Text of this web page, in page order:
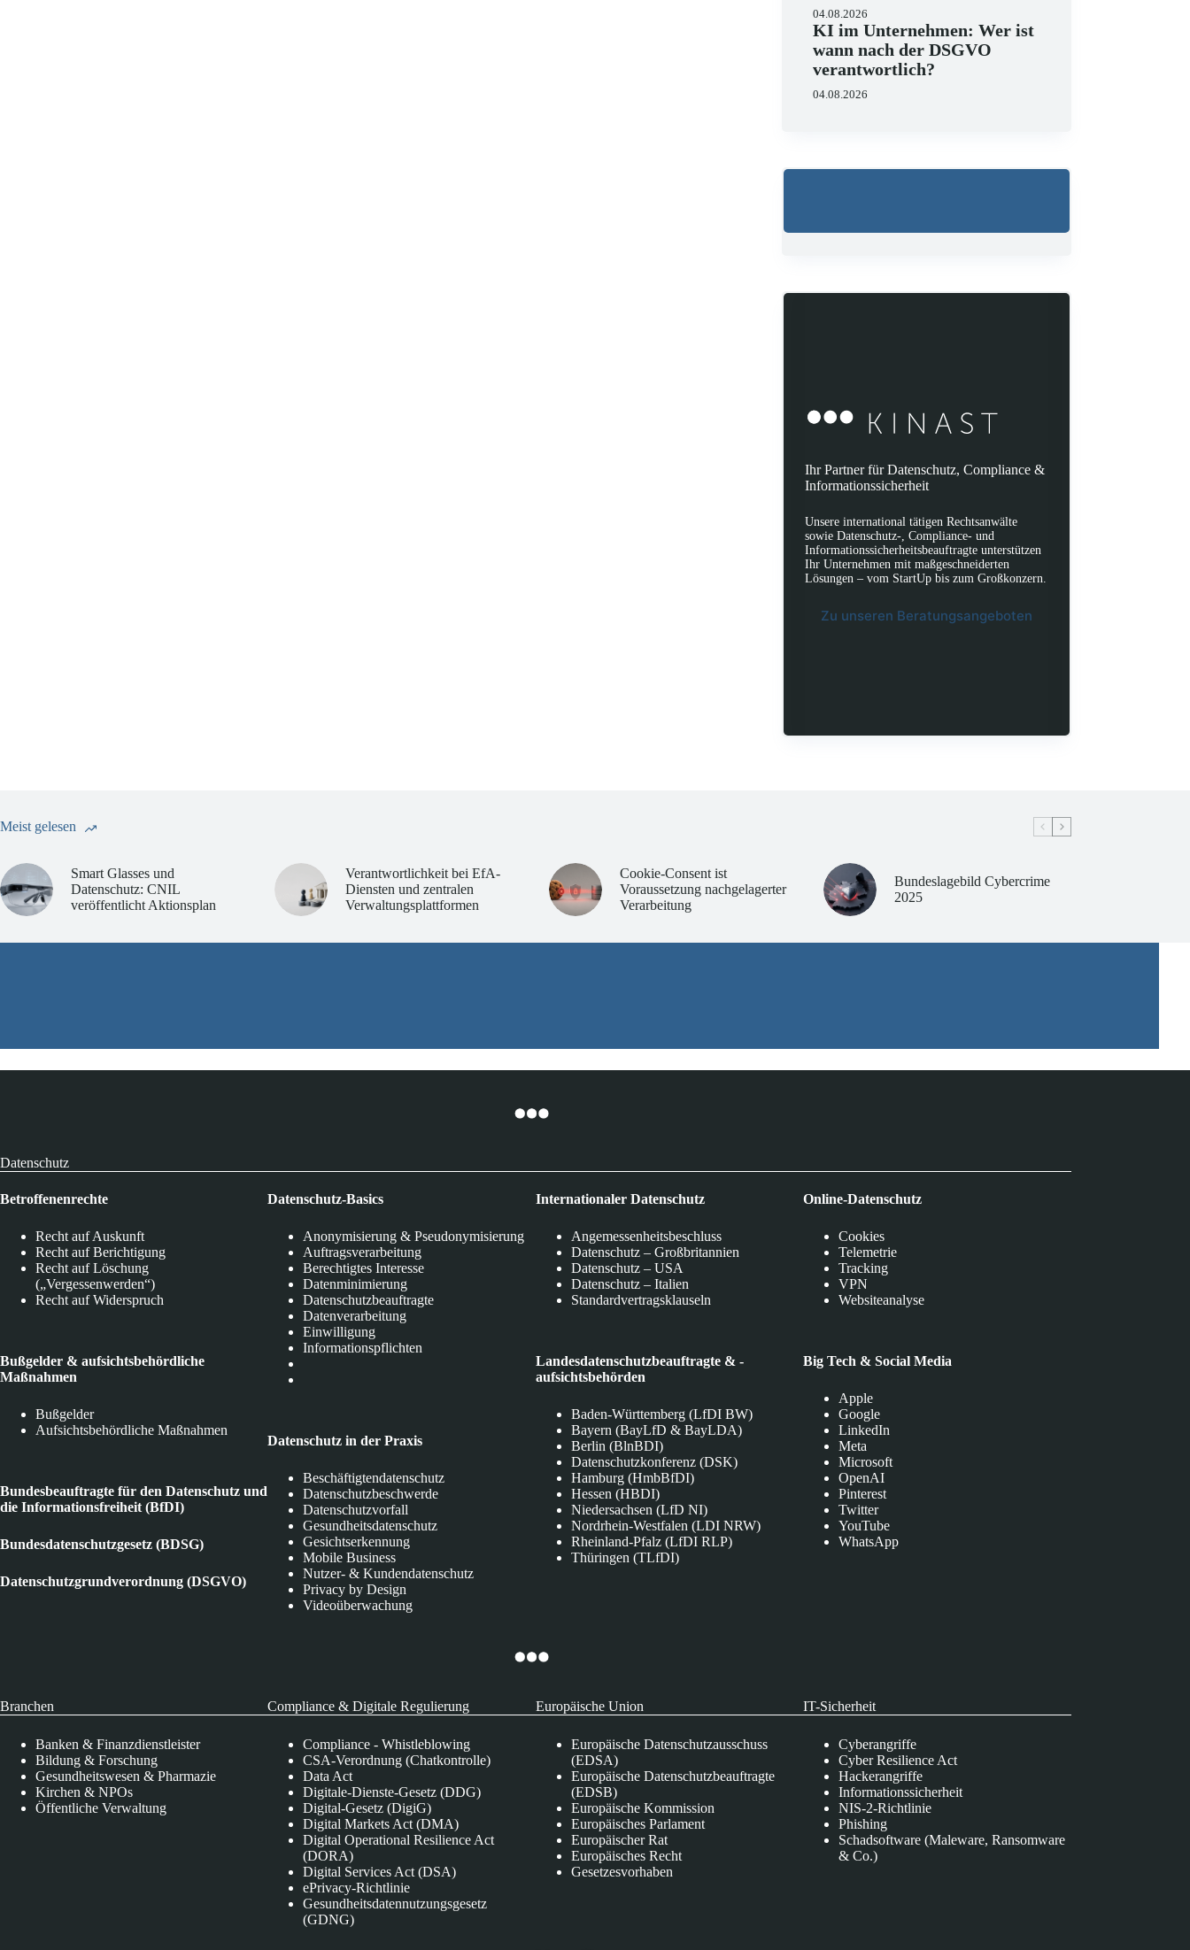
04.08.2026
KI im Unternehmen: Wer ist
wann nach der DSGVO
verantwortlich?
04.08.2026
Ihr Partner für Datenschutz, Compliance &
Informationssicherheit
Unsere international tätigen Rechtsanwälte
sowie Datenschutz-, Compliance- und
Informationssicherheitsbeauftragte unterstützen
Ihr Unternehmen mit maßgeschneiderten
Lösungen – vom StartUp bis zum Großkonzern.
Zu unseren Beratungsangeboten
Meist gelesen
Smart Glasses und
Datenschutz: CNIL
veröffentlicht Aktionsplan
Verantwortlichkeit bei EfA-
Diensten und zentralen
Verwaltungsplattformen
Cookie-Consent ist
Voraussetzung nachgelagerter
Verarbeitung
Bundeslagebild Cybercrime
2025
Datenschutz
Betroffenenrechte
Recht auf Auskunft
Recht auf Berichtigung
Recht auf Löschung
(„Vergessenwerden“)
Recht auf Widerspruch
Bußgelder & aufsichtsbehördliche
Maßnahmen
Bußgelder
Aufsichtsbehördliche Maßnahmen
Bundesbeauftragte für den Datenschutz und
die Informationsfreiheit (BfDI)
Bundesdatenschutzgesetz (BDSG)
Datenschutzgrundverordnung (DSGVO)
Datenschutz-Basics
Anonymisierung & Pseudonymisierung
Auftragsverarbeitung
Berechtigtes Interesse
Datenminimierung
Datenschutzbeauftragte
Datenverarbeitung
Einwilligung
Informationspflichten
Datenschutz in der Praxis
Beschäftigtendatenschutz
Datenschutzbeschwerde
Datenschutzvorfall
Gesundheitsdatenschutz
Gesichtserkennung
Mobile Business
Nutzer- & Kundendatenschutz
Privacy by Design
Videoüberwachung
Internationaler Datenschutz
Angemessenheitsbeschluss
Datenschutz – Großbritannien
Datenschutz – USA
Datenschutz – Italien
Standardvertragsklauseln
Landesdatenschutzbeauftragte & -
aufsichtsbehörden
Baden-Württemberg (LfDI BW)
Bayern (BayLfD & BayLDA)
Berlin (BlnBDI)
Datenschutzkonferenz (DSK)
Hamburg (HmbBfDI)
Hessen (HBDI)
Niedersachsen (LfD NI)
Nordrhein-Westfalen (LDI NRW)
Rheinland-Pfalz (LfDI RLP)
Thüringen (TLfDI)
Online-Datenschutz
Cookies
Telemetrie
Tracking
VPN
Websiteanalyse
Big Tech & Social Media
Apple
Google
LinkedIn
Meta
Microsoft
OpenAI
Pinterest
Twitter
YouTube
WhatsApp
Branchen
Banken & Finanzdienstleister
Bildung & Forschung
Gesundheitswesen & Pharmazie
Kirchen & NPOs
Öffentliche Verwaltung
Compliance & Digitale Regulierung
Compliance - Whistleblowing
CSA-Verordnung (Chatkontrolle)
Data Act
Digitale-Dienste-Gesetz (DDG)
Digital-Gesetz (DigiG)
Digital Markets Act (DMA)
Digital Operational Resilience Act
(DORA)
Digital Services Act (DSA)
ePrivacy-Richtlinie
Gesundheitsdatennutzungsgesetz
(GDNG)
Europäische Union
Europäische Datenschutzausschuss
(EDSA)
Europäische Datenschutzbeauftragte
(EDSB)
Europäische Kommission
Europäisches Parlament
Europäischer Rat
Europäisches Recht
Gesetzesvorhaben
IT-Sicherheit
Cyberangriffe
Cyber Resilience Act
Hackerangriffe
Informationssicherheit
NIS-2-Richtlinie
Phishing
Schadsoftware (Maleware, Ransomware
& Co.)